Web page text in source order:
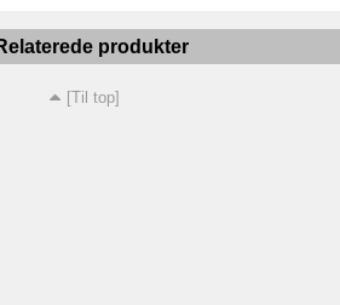
produkter
[Til top]